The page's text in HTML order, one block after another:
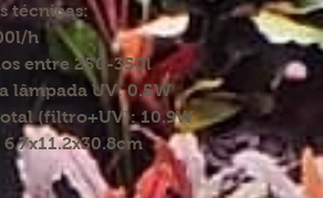
técnicas:
h
entre 250-350l
lâmpada UV: 0.5W
(filtro+UV): 10.9W